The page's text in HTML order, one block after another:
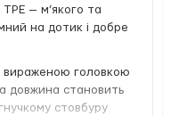
TPE — м’якого та
на дотик і добре
вираженою головкою
довжина становить
стовбуру